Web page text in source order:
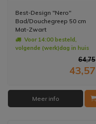
Best-Design "Nero"
Bad/Douchegreep 50 cm
Mat-Zwart
Voor 14:00 besteld,
volgende (werk)dag in huis
64,75
43,57
Meer info